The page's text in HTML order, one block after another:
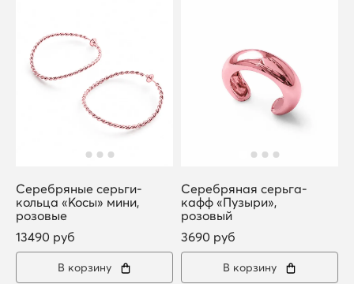
Серебряные серьги-
кольца «Косы» мини,
розовые
13490 руб
В корзину
Серебряная серьга-
кафф «Пузыри»,
розовый
3690 руб
В корзину